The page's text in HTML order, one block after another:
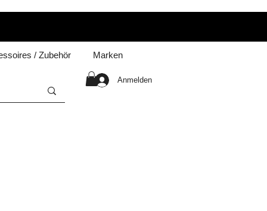
Anmelden
/ Zubehör Marken